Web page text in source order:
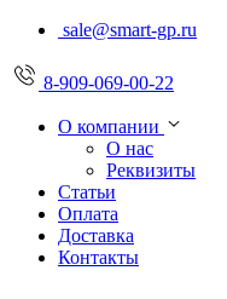
sale@smart-gp.ru
8-909-069-00-22
О компании
О нас
Реквизиты
Статьи
Оплата
Доставка
Контакты